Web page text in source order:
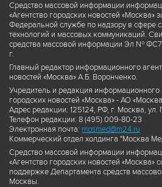
Средство массовой информации
«Агентство городских новостей «Москва»
Федеральной службе по надзору в сфере
технологий и массовых коммуникаций.
средства массовой информации Эл №
г.
Главный редактор информационного
новостей «Москва» А.Б. Воронченко.
Учредитель и редакция информационного
городских новостей «Москва» - АО
Адрес редакции: 125124, РФ, г. Москва, ул.
Телефон редакции: 8 (495) 009-80-23
Электронная почта: mosmed@m24.ru
Коммерческий отдел холдинга "Москва
Средство массовой информации
«Агентство городских новостей «Москва»
поддержке Департамента средств
Москвы.